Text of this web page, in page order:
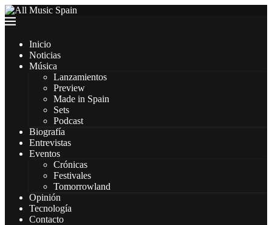
Inicio
Noticias
Música
Lanzamientos
Preview
Made in Spain
Sets
Podcast
Biografía
Entrevistas
Eventos
Crónicas
Festivales
Tomorrowland
Opinión
Tecnología
Contacto